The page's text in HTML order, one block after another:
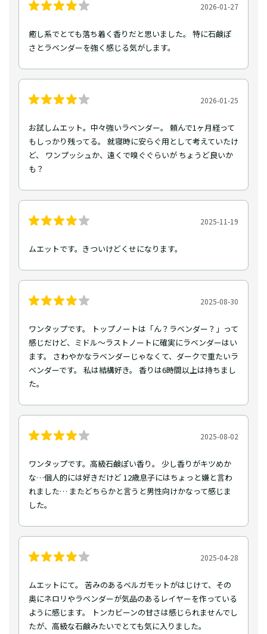
2026-01-27
癒し系でとても落ち着く香りだと思いました。 特に石鹸ぽ
さとラベンダーを強く感じる気がします。
2026-01-25
お試しムエット。中々強いラベンダー。 頼んで1ヶ月経って
もしっかり残ってる。 就寝時に安らぐ用として考えていたけ
ど、 ワンプッシュか、遠くで嗅ぐぐらいが ちょうど良いか
も？
2025-11-19
ムエットです。きついけどくせになります。
2025-08-30
ワンタップです。 トップノートは「ん？ラベンダー？」って
感じだけど、ミドル〜ラストノートに確実にラベンダーはい
ます。 さわやかなラベンダーじゃなくて、ダークで重たいラ
ベンダーです。 私は結構好き。 香りは6時間以上は持ちまし
た。
2025-08-02
ワンタップです。高級石鹸ぽい香り。 少し香りがキツめか
な…個人的には好きだけど 12歳息子にはちょっと嫌と言わ
れました… またどちらかと言うと男性向けかなって感じま
した。
2025-04-28
ムエットにて。 苦みのあるベルガモットがはじけて、その
奥にネロリやラベンダーが気品のあるレイヤーを作っている
ように感じます。 トンカビーンの甘さは感じられませんでし
たが、高級な石鹸みたいでとても気に入りました。